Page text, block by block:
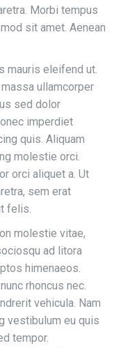
Morbi tempus
sit amet. Aenean
mauris eleifend ut.
ullamcorper
sed dolor
imperdiet
quis. Aliquam
molestie orci.
orci aliquet a. Ut
sem erat
felis.
molestie vitae,
ad litora
himenaeos.
rhoncus nec.
vehicula. Nam
vestibulum eu quis
tempor.